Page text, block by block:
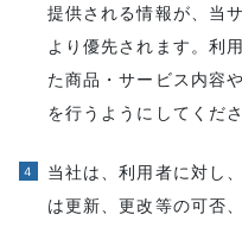
提供される情報が、当
より優先されます。利
た商品・サービス内容
を行うようにしてくださ
当社は、利用者に対し
は更新、更改等の可否